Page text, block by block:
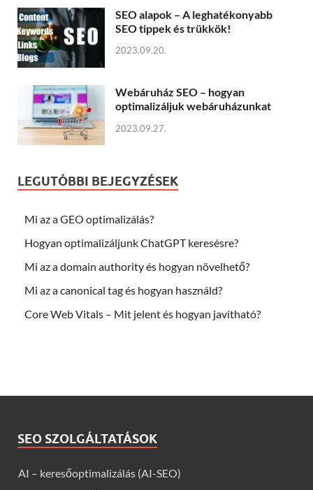
SEO alapok – A leghatékonyabb
SEO tippek és trükkök!
2023.09.20.
Webáruház SEO – hogyan
optimalizáljuk webáruházunkat
2023.09.27.
LEGUTÓBBI BEJEGYZÉSEK
Mi az a GEO optimalizálás?
Hogyan optimalizáljunk ChatGPT keresésre?
Mi az a domain authority és hogyan növelhető?
Mi az a canonical tag és hogyan használd?
Core Web Vitals – Mit jelent és hogyan javítható?
SEO SZOLGÁLTATÁSOK
AI – keresőoptimalizálás (AI-SEO)